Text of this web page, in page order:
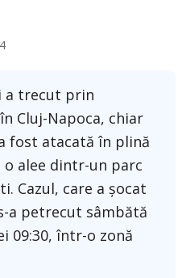
a trecut prin
Cluj-Napoca, chiar
fost atacată în plină
alee dintr-un parc
Cazul, care a șocat
a petrecut sâmbătă
09:30, într-o zonă